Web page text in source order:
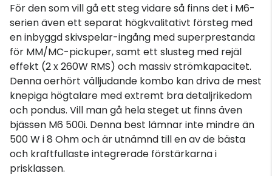
För den som vill gå ett steg vidare så finns det i M6-
serien även ett separat högkvalitativt försteg med
en inbyggd skivspelar-ingång med superprestanda
för MM/MC-pickuper, samt ett slusteg med rejäl
effekt (2 x 260W RMS) och massiv strömkapacitet.
Denna oerhört välljudande kombo kan driva de mest
knepiga högtalare med extremt bra detaljrikedom
och pondus. Vill man gå hela steget ut finns även
bjässen M6 500i. Denna best lämnar inte mindre än
500 W i 8 Ohm och är utnämnd till en av de bästa
och kraftfullaste integrerade förstärkarna i
prisklassen.